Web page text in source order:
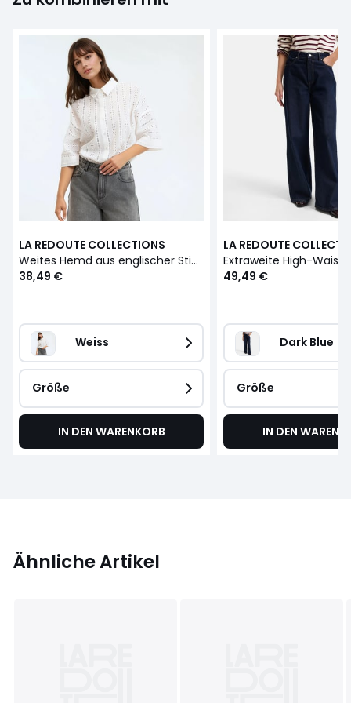
LA REDOUTE COLLECTIONS
Weites Hemd aus englischer Stickerei, Ellbogenärmel
38,49 €
Weiss
Größe
IN DEN WARENKORB
LA REDOUTE
Extraweite High-
49,49 €
Dark Blue
Größe
IN DEN
Ähnliche Artikel